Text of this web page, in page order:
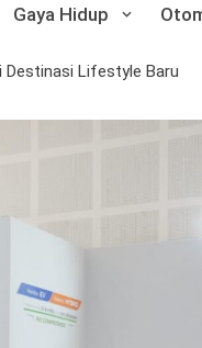
Gaya Hidup
Destinasi Lifestyle Baru